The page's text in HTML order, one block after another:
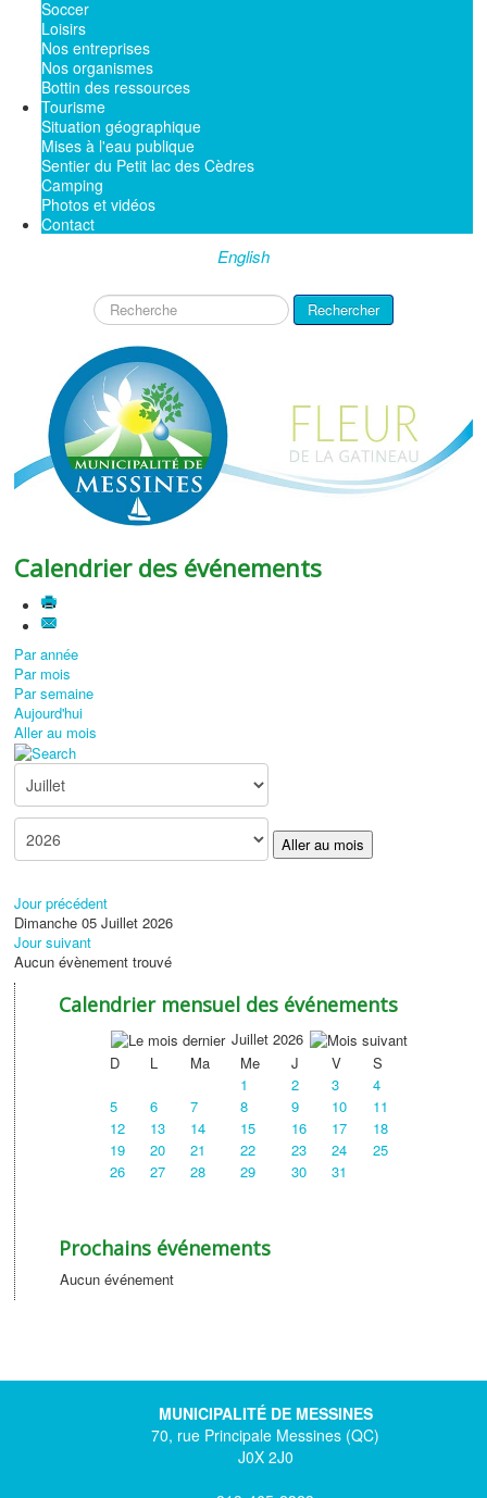
Soccer
Loisirs
Nos entreprises
Nos organismes
Bottin des ressources
Tourisme
Situation géographique
Mises à l'eau publique
Sentier du Petit lac des Cèdres
Camping
Photos et vidéos
Contact
English
Rechercher Rechercher
Calendrier des événements
Par année
Par mois
Par semaine
Aujourd'hui
Aller au mois
Aller au mois
Jour précédent
Dimanche 05 Juillet 2026
Jour suivant
Aucun évènement trouvé
Calendrier mensuel des événements
Juillet 2026
D
L Ma Me J V
S
1
2 3
4
5
6 7 8 9 10
11
12
13 14 15 16 17
18
19
20 21 22 23 24
25
26
27 28 29 30 31
Prochains événements
Aucun événement
MUNICIPALITÉ DE MESSINES
70, rue Principale Messines (QC)
J0X 2J0